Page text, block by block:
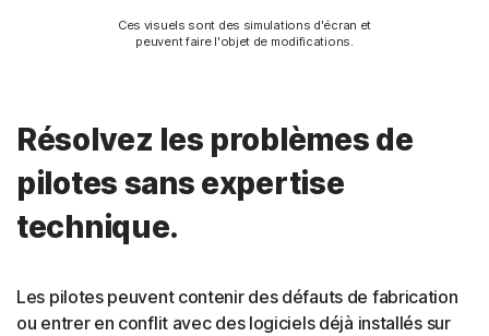
Ces visuels sont des simulations d'écran et
peuvent faire l'objet de modifications.
Résolvez les problèmes de
pilotes sans expertise
technique.
Les pilotes peuvent contenir des défauts de fabrication
ou entrer en conflit avec des logiciels déjà installés sur